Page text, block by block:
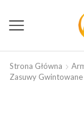
Strona Główna
Zasuwy Gwintowane